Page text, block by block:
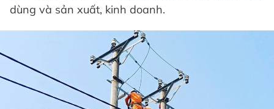
dùng và sản xuất, kinh doanh.